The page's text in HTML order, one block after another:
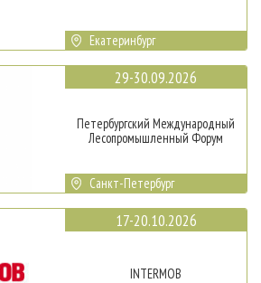
Екатеринбург
29-30.09.2026
Петербургский Международный
Лесопромышленный Форум
Санкт-Петербург
17-20.10.2026
INTERMOB